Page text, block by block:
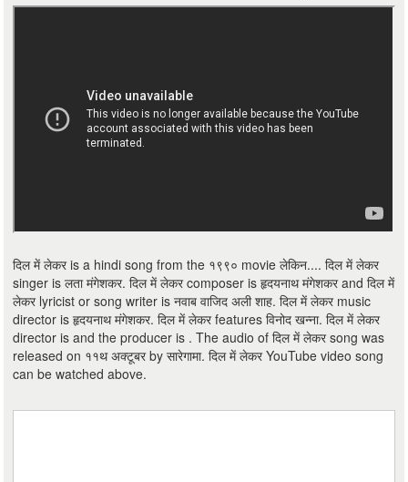
दिल में लेकर is a hindi song from the १९९० movie लेकिन.... दिल में लेकर
singer is लता मंगेशकर. दिल में लेकर composer is हृदयनाथ मंगेशकर and दिल में
लेकर lyricist or song writer is नवाब वाजिद अली शाह. दिल में लेकर music
director is हृदयनाथ मंगेशकर. दिल में लेकर features विनोद खन्ना. दिल में लेकर
director is and the producer is . The audio of दिल में लेकर song was
released on ११थ अक्टूबर by सारेगामा. दिल में लेकर YouTube video song
can be watched above.